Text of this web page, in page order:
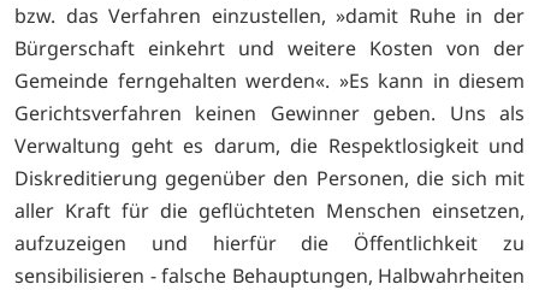
bzw. das Verfahren einzustellen, »damit Ruhe in der
Bürgerschaft einkehrt und weitere Kosten von der
Gemeinde ferngehalten werden«. »Es kann in diesem
Gerichtsverfahren keinen Gewinner geben. Uns als
Verwaltung geht es darum, die Respektlosigkeit und
Diskreditierung gegenüber den Personen, die sich mit
aller Kraft für die geflüchteten Menschen einsetzen,
aufzuzeigen und hierfür die Öffentlichkeit zu
sensibilisieren - falsche Behauptungen, Halbwahrheiten